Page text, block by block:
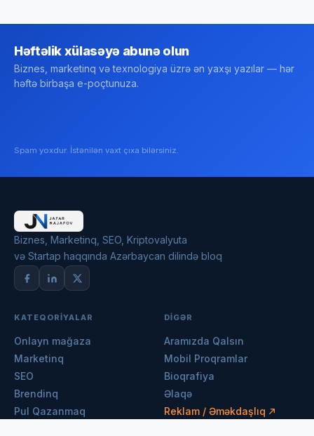
Həftəlik xülasəyə abunə olun
Biznes, marketinq və texnologiya üzrə ən yaxşı yazılar — hər
həftə birbaşa e-poçtunuza.
Spam yoxdur. İstənilən vaxt çıxa bilərsiniz.
Biznes, Marketinq, SEO, Kriptovalyuta
və Startap haqqında Azərbaycan dilində bloq
KATEQORIYALAR
Onlayn mağaza
Marketinq
SEO
Brendinq
Pul Qazanmaq
DIGƏR
Aramızda Qalsın
Mobil Proqramlar
Bioqrafiya
Əlaqə
Reklam / Əməkdaşlıq